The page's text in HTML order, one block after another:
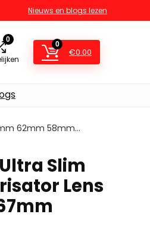
Nieuws en blogs lezen
0
0
€0.00
62mm 58mm…
Slim
Lens